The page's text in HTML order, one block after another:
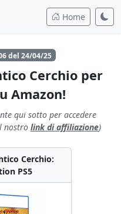
Home
del 24/04/25
Cerchio per
Amazon!
qui sotto per accedere
nostro link di affiliazione)
Cerchio:
PS5